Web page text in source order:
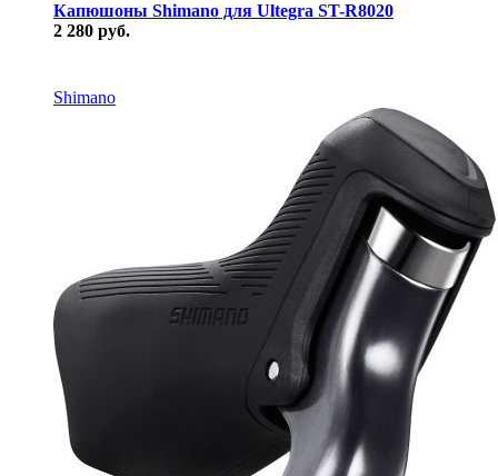
Капюшоны Shimano для Ultegra ST-R8020
2 280 руб.
Shimano